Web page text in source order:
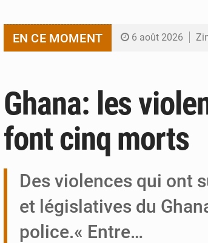
EN CE MOMENT 6 août 2026
6 août 2026
6 août 2026
5 août 2026
Ghana: les
font cinq morts
Des violences qui ont
et législatives du
police.« Entre…